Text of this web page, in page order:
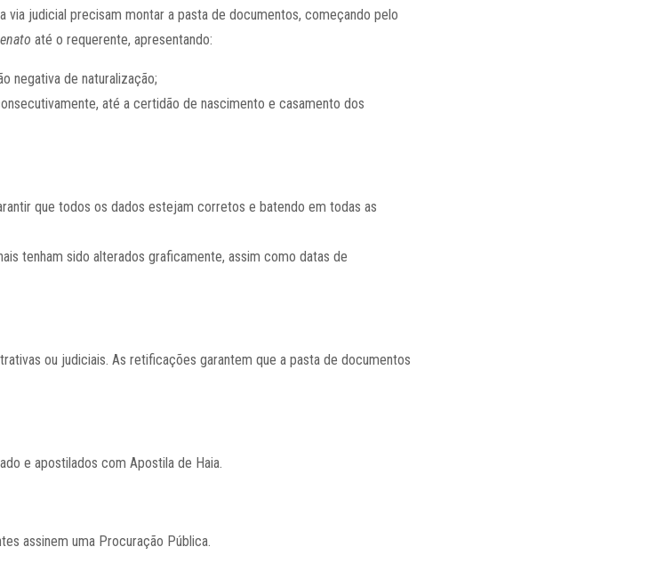
via judicial precisam montar a pasta de documentos, começando pelo
até o requerente, apresentando:
negativa de naturalização;
até a certidão de nascimento e casamento dos
que todos os dados estejam corretos e batendo em todas as
tenham sido alterados graficamente, assim como datas de
ou judiciais. As retificações garantem que a pasta de documentos
e apostilados com Apostila de Haia.
assinem uma Procuração Pública.